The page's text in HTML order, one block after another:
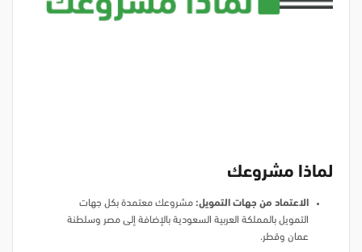
لماذا مشروعك
الاعتماد من جهات التمويل: مشروعك معتمدة بكل جهات
التمويل بالمملكة العربية السعودية بالإضافة إلى مصر وسلطنة
عمان وقطر.